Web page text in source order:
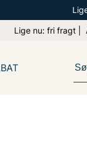
Lige nu: fri fragt |